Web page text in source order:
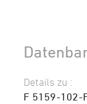
Details zu :
F 5159-102-